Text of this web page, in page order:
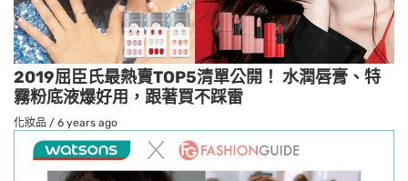
2019屈臣氏最熱賣TOP5清單公開！ 水潤唇膏、特
霧粉底液爆好用，跟著買不踩雷
化妝品 / 6 years ago